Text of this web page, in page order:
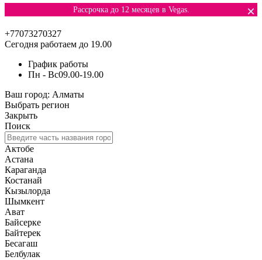
Рассрочка до 12 месяцев в Vegas. ×
+77073270327
Сегодня работаем до 19.00
График работы
Пн - Вс09.00-19.00
Ваш город: Алматы
Выбрать регион
Закрыть
Поиск
Актобе
Астана
Караганда
Костанай
Кызылорда
Шымкент
Ават
Байсерке
Байтерек
Бесагаш
Белбулак